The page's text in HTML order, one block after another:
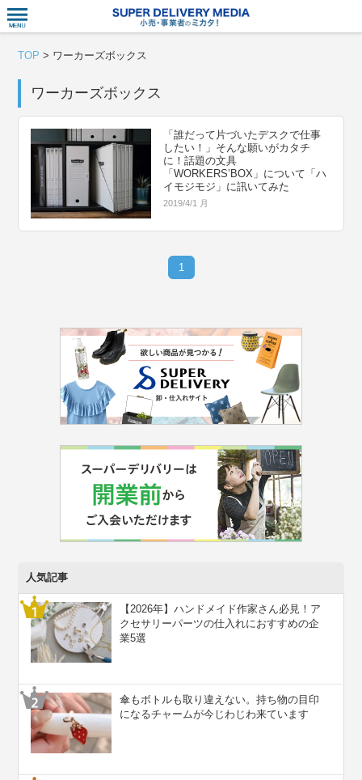
TOP > ワーカーズボックス
ワーカーズボックス
「誰だって片づいたデスクで仕事
したい！」そんな願いがカタチ
に！話題の文具
「WORKERS’BOX」について「ハ
イモジモジ」に訊いてみた
2019/4/1 月
1
人気記事
【2026年】ハンドメイド作家さん必見！ア
クセサリーパーツの仕入れにおすすめの企
業5選
傘もボトルも取り違えない。持ち物の目印
になるチャームが今じわじわ来ています